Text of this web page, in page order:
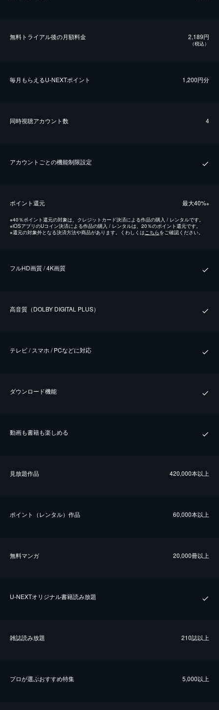
無料トライアル後の⽉額料金 2,189円
（税込）
毎⽉もらえるU-NEXTポイント 1,200円分
同時視聴アカウント数 4
アカウントごとの機能制限設定
ポイント還元 最⼤40%※
※40％ポイント還元の対象は、クレジットカード決済による作品の購入 / レンタルです。
※iOSアプリのUコイン決済による作品の購入 / レンタルは、20％のポイント還元です。
※還元の対象外となる決済方法や商品があります。くわしくはこちらをご確認ください。
フルHD画質 / 4K画質
⾼⾳質（DOLBY DIGITAL PLUS）
テレビ / スマホ / PCなどに対応
ダウンロード機能
動画も書籍も楽しめる
⾒放題作品 420,000本以上
ポイント（レンタル）作品 60,000本以上
無料マンガ 20,000冊以上
U-NEXTオリジナル書籍読み放題
雑誌読み放題 210誌以上
プロが選ぶおすすめ特集 5,000以上